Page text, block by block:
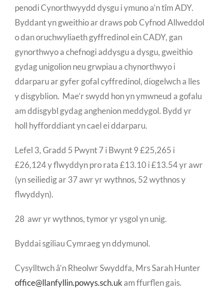
penodi Cynorthwyydd dysgu i ymuno a’n tîm ADY.
Byddant yn gweithio ar draws pob Cyfnod Allweddol
o dan oruchwyliaeth gyffredinol ein CADY, gan
gynorthwyo a chefnogi addysgu a dysgu, gweithio
gydag unigolion neu grwpiau a chynorthwyo i
ddarparu ar gyfer gofal cyffredinol, diogelwch a lles
y disgyblion. Mae’r swydd hon yn ymwneud a gofalu
am ddisgybl gydag anghenion meddygol. Bydd yr
holl hyfforddiant yn cael ei ddarparu.
Lefel 3, Gradd 5 Pwynt 7 i Bwynt 9 £25,265 i
£26,124 y flwyddyn pro rata £13.10 i £13.54 yr awr
(yn seiliedig ar 37 awr yr wythnos, 52 wythnos y
flwyddyn).
28 awr yr wythnos, tymor yr ysgol yn unig.
Byddai sgiliau Cymraeg yn ddymunol.
Cysylltwch â’n Rheolwr Swyddfa, Mrs Sarah Hunter
office@llanfyllin.powys.sch.ukam ffurflen gais.